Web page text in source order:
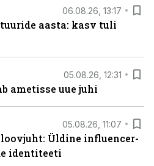
06.08.26, 13:17
aasta: kasv tuli
05.08.26, 12:31
ametisse uue juhi
05.08.26, 11:07
Üldine influencer-
identiteeti